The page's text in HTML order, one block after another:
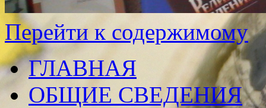
Перейти к содержимому
ГЛАВНАЯ
ОБЩИЕ СВЕДЕНИЯ